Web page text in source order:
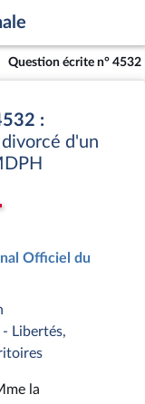
Question écrite n° 4532
:
d'un
Officiel du
Libertés,
la